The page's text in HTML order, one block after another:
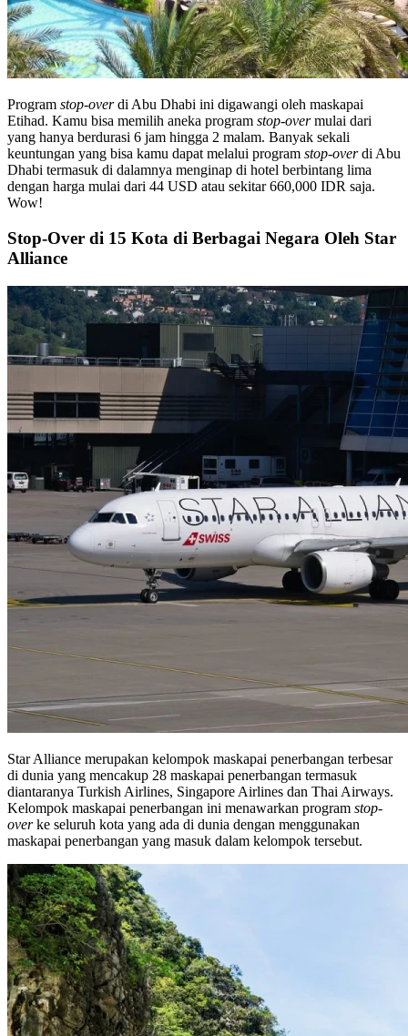
Program stop-overdi Abu Dhabi ini digawangi oleh maskapai
Etihad. Kamu bisa memilih aneka program stop-overmulai dari
yang hanya berdurasi 6 jam hingga 2 malam. Banyak sekali
keuntungan yang bisa kamu dapat melalui program stop-overdi Abu
Dhabi termasuk di dalamnya menginap di hotel berbintang lima
dengan harga mulai dari 44 USD atau sekitar 660,000 IDR saja.
Wow!
Stop-Over di 15 Kota di Berbagai Negara Oleh Star
Alliance
Star Alliance merupakan kelompok maskapai penerbangan terbesar
di dunia yang mencakup 28 maskapai penerbangan termasuk
diantaranya Turkish Airlines, Singapore Airlines dan Thai Airways.
Kelompok maskapai penerbangan ini menawarkan program stop-
overke seluruh kota yang ada di dunia dengan menggunakan
maskapai penerbangan yang masuk dalam kelompok tersebut.